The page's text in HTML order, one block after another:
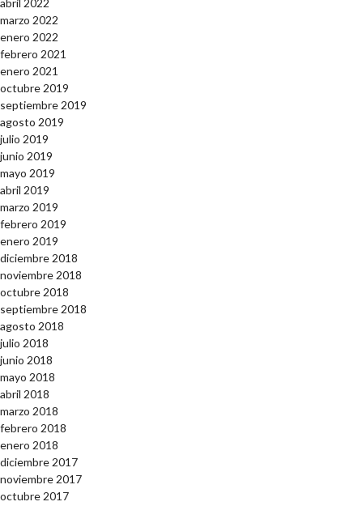
abril 2022
marzo 2022
enero 2022
febrero 2021
enero 2021
octubre 2019
septiembre 2019
agosto 2019
julio 2019
junio 2019
mayo 2019
abril 2019
marzo 2019
febrero 2019
enero 2019
diciembre 2018
noviembre 2018
octubre 2018
septiembre 2018
agosto 2018
julio 2018
junio 2018
mayo 2018
abril 2018
marzo 2018
febrero 2018
enero 2018
diciembre 2017
noviembre 2017
octubre 2017